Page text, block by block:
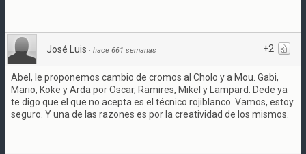
+2
José Luis · hace 661 semanas
Abel, le proponemos cambio de cromos al Cholo y a Mou. Gabi,
Mario, Koke y Arda por Oscar, Ramires, Mikel y Lampard. Dede ya
te digo que el que no acepta es el técnico rojiblanco. Vamos, estoy
seguro. Y una de las razones es por la creatividad de los mismos.